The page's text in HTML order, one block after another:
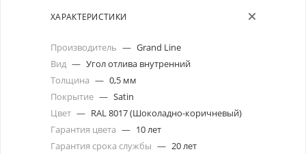
ХАРАКТЕРИСТИКИ
Производитель — Grand Line
Вид — Угол отлива внутренний
Толщина — 0,5 мм
Покрытие — Satin
Цвет — RAL 8017 (Шоколадно-коричневый)
Гарантия цвета — 10 лет
Гарантия срока службы — 20 лет